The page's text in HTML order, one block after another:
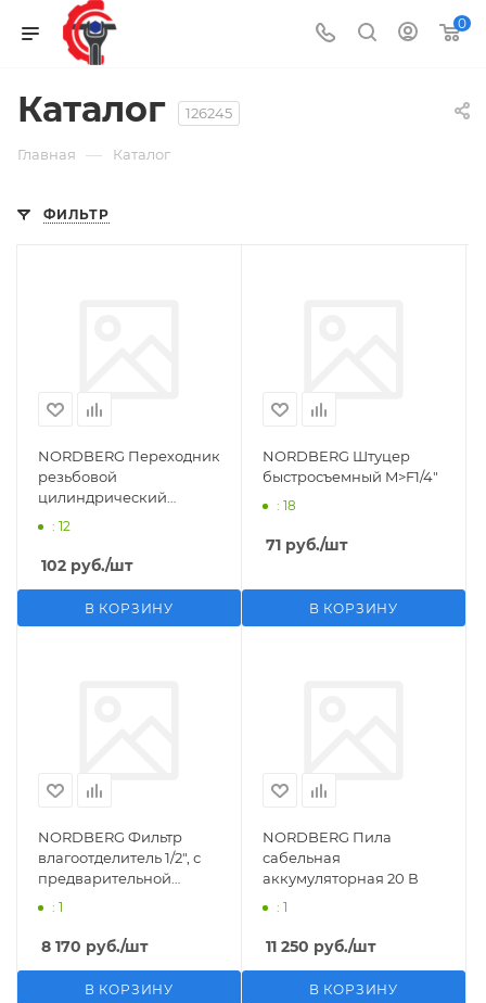
0
Каталог 126245
Главная — Каталог
ФИЛЬТР
NORDBERG Переходник
резьбовой
цилиндрический
M1/2">F1/4"
: 12
102 руб./шт
В КОРЗИНУ
NORDBERG Штуцер
быстросъемный M>F1/4"
: 18
71 руб./шт
В КОРЗИНУ
NORDBERG Фильтр
влагоотделитель 1/2", с
предварительной
фильтрацией
: 1
8 170 руб./шт
В КОРЗИНУ
NORDBERG Пила
сабельная
аккумуляторная 20 В
: 1
11 250 руб./шт
В КОРЗИНУ